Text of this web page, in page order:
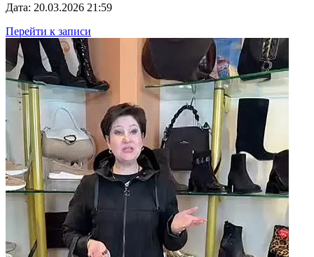
Дата: 20.03.2026 21:59
Перейти к записи